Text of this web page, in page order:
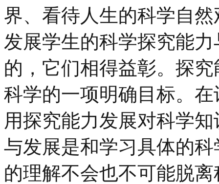
界、看待人生的科学自
发展学生的科学探究能
的，它们相得益彰。探
科学的一项明确目标。
用探究能力发展对科学
与发展是和学习具体的
的理解不会也不可能脱